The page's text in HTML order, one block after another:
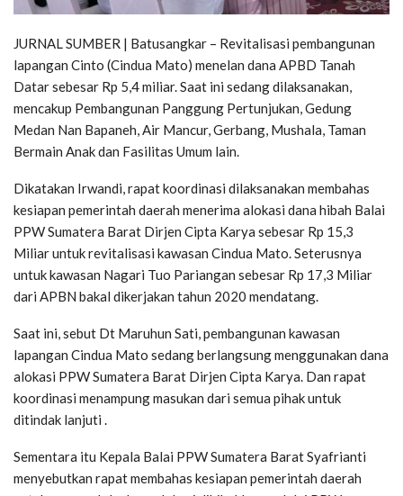
JURNAL SUMBER | Batusangkar – Revitalisasi pembangunan
lapangan Cinto (Cindua Mato) menelan dana APBD Tanah
Datar sebesar Rp 5,4 miliar. Saat ini sedang dilaksanakan,
mencakup Pembangunan Panggung Pertunjukan, Gedung
Medan Nan Bapaneh, Air Mancur, Gerbang, Mushala, Taman
Bermain Anak dan Fasilitas Umum lain.
Dikatakan Irwandi, rapat koordinasi dilaksanakan membahas
kesiapan pemerintah daerah menerima alokasi dana hibah Balai
PPW Sumatera Barat Dirjen Cipta Karya sebesar Rp 15,3
Miliar untuk revitalisasi kawasan Cindua Mato. Seterusnya
untuk kawasan Nagari Tuo Pariangan sebesar Rp 17,3 Miliar
dari APBN bakal dikerjakan tahun 2020 mendatang.
Saat ini, sebut Dt Maruhun Sati, pembangunan kawasan
lapangan Cindua Mato sedang berlangsung menggunakan dana
alokasi PPW Sumatera Barat Dirjen Cipta Karya. Dan rapat
koordinasi menampung masukan dari semua pihak untuk
ditindak lanjuti .
Sementara itu Kepala Balai PPW Sumatera Barat Syafrianti
menyebutkan rapat membahas kesiapan pemerintah daerah